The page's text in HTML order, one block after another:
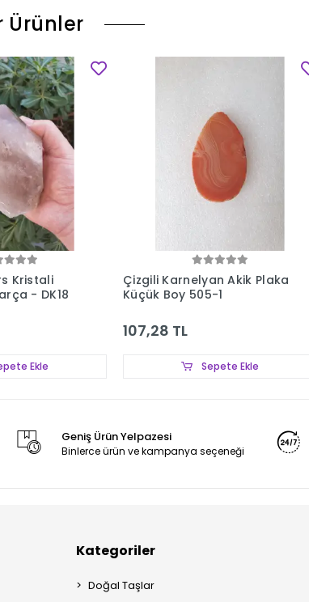
Ürünler
Kristali
- DK18
Ekle
Çizgili Karnelyan Akik Plaka
Küçük Boy 505-1
107,28 TL
Sepete Ekle
Geniş Ürün Yelpazesi
Binlerce ürün ve kampanya seçeneği
Kategoriler
Doğal Taşlar